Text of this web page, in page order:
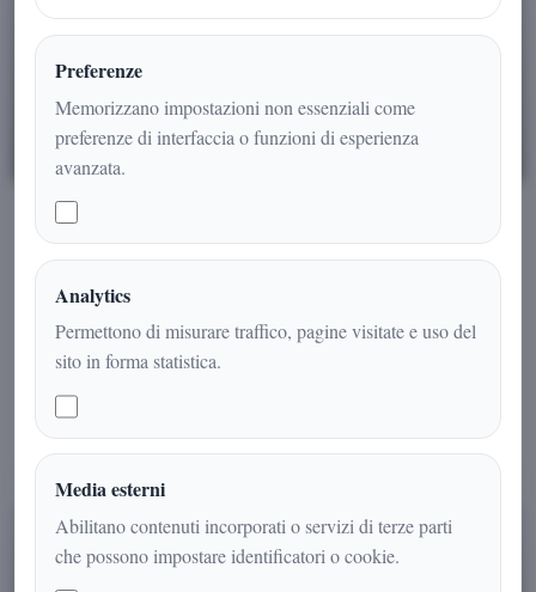
Attualità 42
Cronaca
Cultura
Economia 1
Misteri 19
STORIA
MOTORI
22 novembre 2025
Pomigliano d’Arco oggi e domani: quale
futuro per lo stabilimento Stellantis
Stellantis a Pomigliano d’Arco tra Fiat Pandina, Alfa Romeo
Tonale, Piano Italia e piattaforma STLA Small: cosa
sappiamo davvero oggi sul futuro dello stabilimento
campano
LEGGI L'ARTICOLO
Preferenze
Memorizzano impostazioni non essenziali come
preferenze di interfaccia o funzioni di esperienza
avanzata.
Analytics
Permettono di misurare traffico, pagine visitate e uso del
sito in forma statistica.
Media esterni
Abilitano contenuti incorporati o servizi di terze parti
che possono impostare identificatori o cookie.